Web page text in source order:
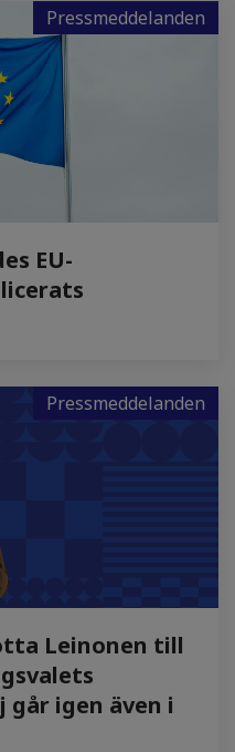
Pressmeddelanden
EU-
Pressmeddelanden
Leinonen till
igen även i